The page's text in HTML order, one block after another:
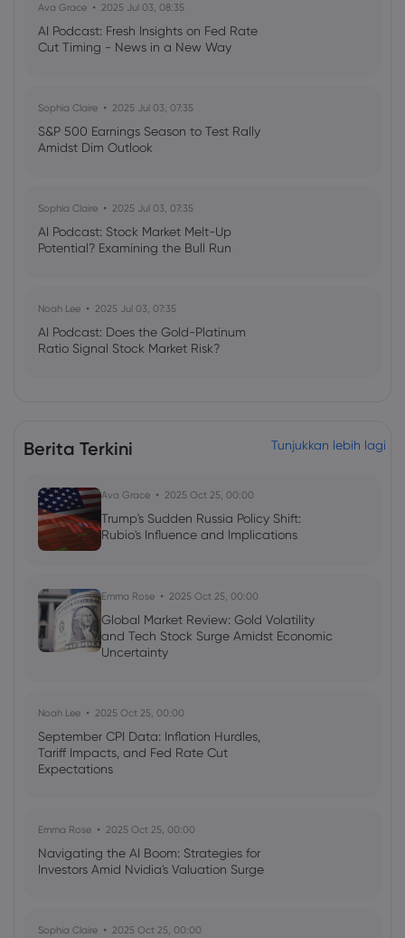
Ava Grace 2025 Jul 03, 08:35
AI Podcast: Fresh Insights on Fed Rate
Cut Timing - News in a New Way
Sophia Claire 2025 Jul 03, 07:35
S&P 500 Earnings Season to Test Rally
Amidst Dim Outlook
Sophia Claire 2025 Jul 03, 07:35
AI Podcast: Stock Market Melt-Up
Potential? Examining the Bull Run
Noah Lee 2025 Jul 03, 07:35
AI Podcast: Does the Gold-Platinum
Ratio Signal Stock Market Risk?
Berita Terkini Tunjukkan lebih lagi
Ava Grace 2025 Oct 25, 00:00
Trump's Sudden Russia Policy Shift:
Rubio's Influence and Implications
Emma Rose 2025 Oct 25, 00:00
Global Market Review: Gold Volatility
and Tech Stock Surge Amidst Economic
Uncertainty
Noah Lee 2025 Oct 25, 00:00
September CPI Data: Inflation Hurdles,
Tariff Impacts, and Fed Rate Cut
Expectations
Emma Rose 2025 Oct 25, 00:00
Navigating the AI Boom: Strategies for
Investors Amid Nvidia's Valuation Surge
Sophia Claire 2025 Oct 25, 00:00